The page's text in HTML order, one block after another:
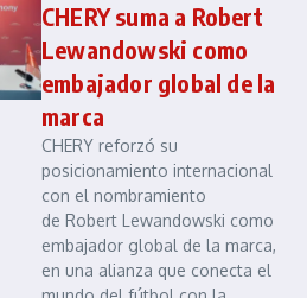
CHERY suma a Robert
Lewandowski como
embajador global de la
marca
CHERY reforzó su
posicionamiento internacional
con el nombramiento
de Robert Lewandowski como
embajador global de la marca,
en una alianza que conecta el